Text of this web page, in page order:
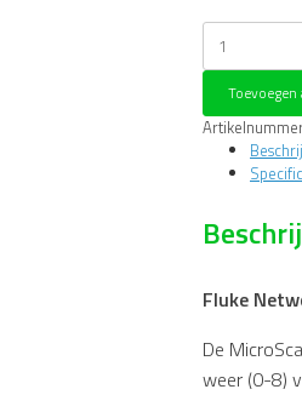
Fluke
Networks
MS-
MicroScanner
aantal
Fluke
De
weer (0-8)